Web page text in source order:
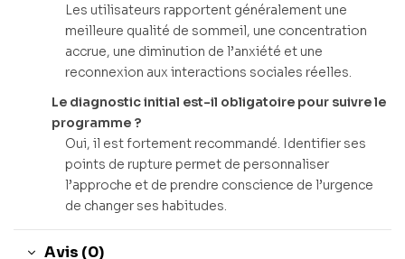
Les utilisateurs rapportent généralement une
meilleure qualité de sommeil, une concentration
accrue, une diminution de l’anxiété et une
reconnexion aux interactions sociales réelles.
Le diagnostic initial est-il obligatoire pour suivre le
programme ?
Oui, il est fortement recommandé. Identifier ses
points de rupture permet de personnaliser
l’approche et de prendre conscience de l’urgence
de changer ses habitudes.
Avis (0)